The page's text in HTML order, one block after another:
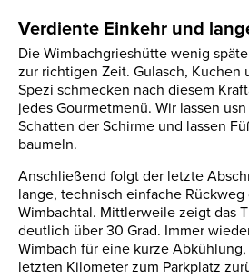
Verdiente Einkehr und
Die Wimbachgrieshütte wenig
zur richtigen Zeit. Gulasch, Kuchen
Spezi schmecken nach diesem
jedes Gourmetmenü. Wir lassen
Schatten der Schirme und lassen
baumeln.
Anschließend folgt der letzte
lange, technisch einfache Rückweg
Wimbachtal. Mittlerweile zeigt das
deutlich über 30 Grad. Immer
Wimbach für eine kurze
letzten Kilometer zum Parkplatz